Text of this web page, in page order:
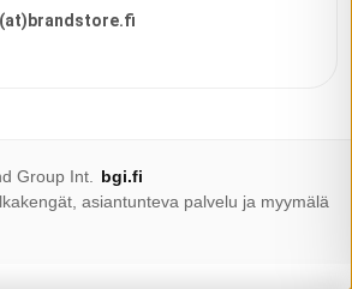
Group Int.
bgi.fi
asiantunteva palvelu ja myymälä